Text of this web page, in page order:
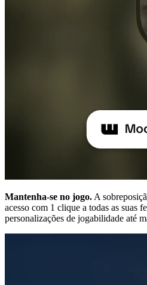
Mantenha-se no jogo. A
acesso com 1 clique a todas as suas
personalizações de jogabilidade até